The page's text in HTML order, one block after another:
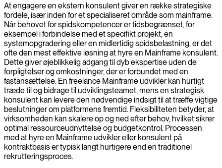
At engagere en ekstern konsulent giver en række strategiske
fordele, især inden for et specialiseret område som mainframe.
Når behovet for spidskompetencer er tidsbegrænset, for
eksempel i forbindelse med et specifikt projekt, en
systemopgradering eller en midlertidig spidsbelastning, er det
ofte den mest effektive løsning at hyre en Mainframe konsulent.
Dette giver øjeblikkelig adgang til dyb ekspertise uden de
forpligtelser og omkostninger, der er forbundet med en
fastansættelse. En freelance Mainframe udvikler kan hurtigt
træde til og bidrage til udviklingsteamet, mens en strategisk
konsulent kan levere den nødvendige indsigt til at træffe vigtige
beslutninger om platformens fremtid. Fleksibiliteten betyder, at
virksomheden kan skalere op og ned efter behov, hvilket sikrer
optimal ressourceudnyttelse og budgetkontrol. Processen
med at hyre en Mainframe udvikler eller konsulent på
kontraktbasis er typisk langt hurtigere end en traditionel
rekrutteringsproces.